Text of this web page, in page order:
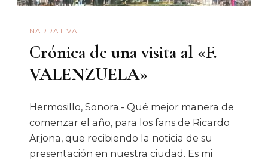
NARRATIVA
Crónica de una visita al «F.
VALENZUELA»
Hermosillo, Sonora.- Qué mejor manera de
comenzar el año, para los fans de Ricardo
Arjona, que recibiendo la noticia de su
presentación en nuestra ciudad. Es mi